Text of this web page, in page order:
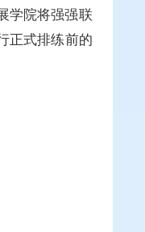
学院将强强联
正式排练前的